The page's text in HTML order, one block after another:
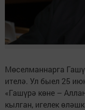
Мөселманнарга
ителә. Ул быел 25
«Гашүрә көне –
кылган, игелек